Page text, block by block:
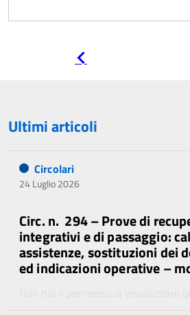
Ultimi articoli
Circolari
24 Luglio 2026
Circ. n. 294 – Prove di
integrativi e di passaggio:
assistenze, sostituzioni dei
ed indicazioni operative –